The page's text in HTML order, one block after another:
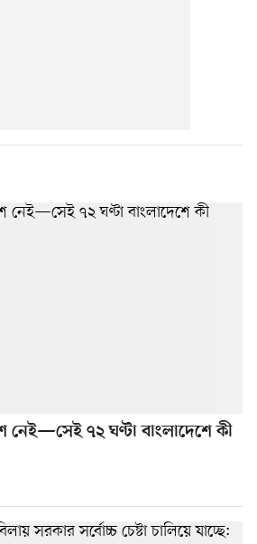
নেই—সেই ৭২ ঘণ্টা বাংলাদেশে কী